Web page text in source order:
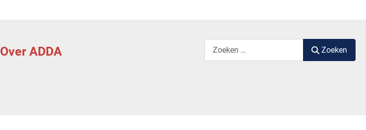
Over ADDA Zoek label Zoeken